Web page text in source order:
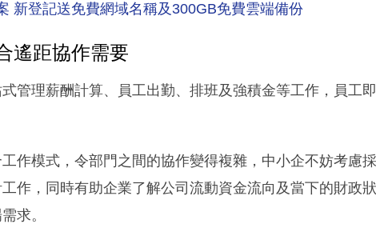
新登記送免費網域名稱及300GB免費雲端備份
遙距協作需要
管理薪酬計算、員工出勤、排班及強積金等工作，員工
作模式，令部門之間的協作變得複雜，中小企不妨考慮
作，同時有助企業了解公司流動資金流向及當下的財政
求。